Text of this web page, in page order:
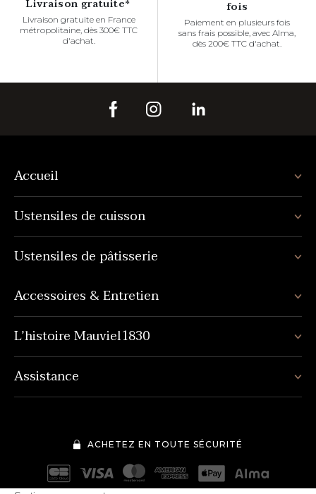
Livraison gratuite*
Livraison gratuite en France
métropolitaine, dès 300€ TTC
d'achat.
fois
Paiement en plusieurs fois
sans frais possible, avec Alma,
dès 200€ TTC d'achat.
Accueil
Ustensiles de cuisson
Ustensiles de pâtisserie
Accessoires & Entretien
L’histoire Mauviel1830
Assistance
ACHETEZ EN TOUTE SÉCURITÉ